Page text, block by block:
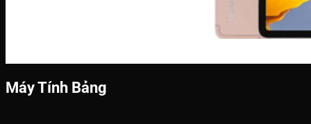
Máy Tính Bảng